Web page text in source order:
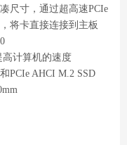
尺寸，通过超高速PCIe
将卡直接连接到主板
高计算机的速度
PCIe AHCI M.2 SSD